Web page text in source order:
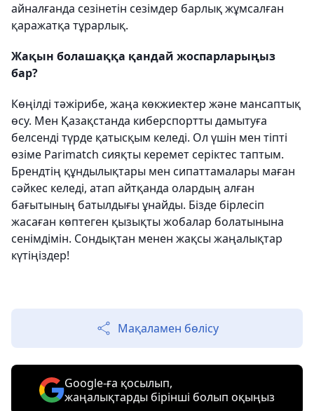
айналғанда сезінетін сезімдер барлық жұмсалған
қаражатқа тұрарлық.
Жақын болашаққа қандай жоспарларыңыз
бар?
Көңілді тәжірибе, жаңа көкжиектер және мансаптық
өсу. Мен Қазақстанда киберспортты дамытуға
белсенді түрде қатысқым келеді. Ол үшін мен тіпті
өзіме Parimatch сияқты керемет серіктес таптым.
Брендтің құндылықтары мен сипаттамалары маған
сәйкес келеді, атап айтқанда олардың алған
бағытының батылдығы ұнайды. Бізде бірлесіп
жасаған көптеген қызықты жобалар болатынына
сенімдімін. Сондықтан менен жақсы жаңалықтар
күтіңіздер!
Мақаламен бөлісу
Google-ға қосылып,
жаңалықтарды бірінші болып оқыңыз